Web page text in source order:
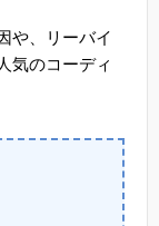
や、リーバイ
気のコーディ